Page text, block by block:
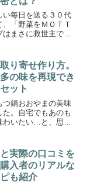
い毎日を送る３０代
「野菜をＭＯＴＴ
はまさに救世主で
商品は、手軽に野
ら絶大な...
り寄せ作り方。
の味を再現でき
ット
つ鍋おおやまの美味
た。自宅でもあのも
いたい…と、思っ
。そして、美味しい
式サイ...
実際の口コミを
入者のリアルな
も紹介